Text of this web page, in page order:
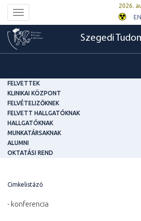
Toggle
navigation
2026.
EN
Szegedi
FELVETTEK
KLINIKAI KÖZPONT
FELVÉTELIZŐKNEK
FELVETT HALLGATÓKNAK
HALLGATÓKNAK
MUNKATÁRSAKNAK
ALUMNI
OKTATÁSI REND
Cimkelistázó
- konferencia